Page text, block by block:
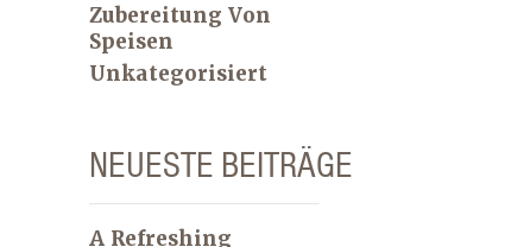
Zubereitung Von
Speisen
Unkategorisiert
NEUESTE BEITRÄGE
A Refreshing